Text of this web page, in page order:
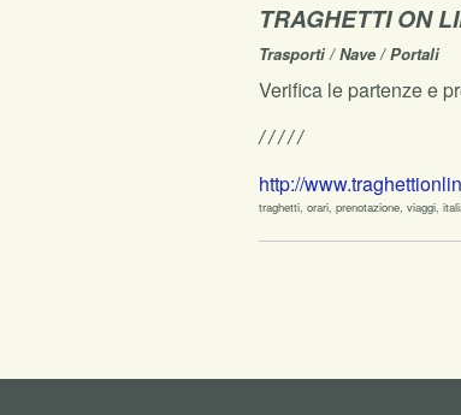
TRAGHETTI ON
Trasporti / Nave / Portali
Verifica le partenze e
/ / / / /
http://
traghetti, orari, prenotazione, viaggi,